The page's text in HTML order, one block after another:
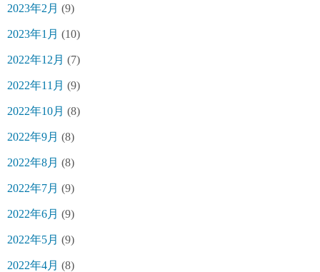
2023年2月 (9)
2023年1月 (10)
2022年12月 (7)
2022年11月 (9)
2022年10月 (8)
2022年9月 (8)
2022年8月 (8)
2022年7月 (9)
2022年6月 (9)
2022年5月 (9)
2022年4月 (8)